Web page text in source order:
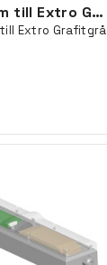
Frontram till Extro Grafitgrå
Extro Grafitgrå